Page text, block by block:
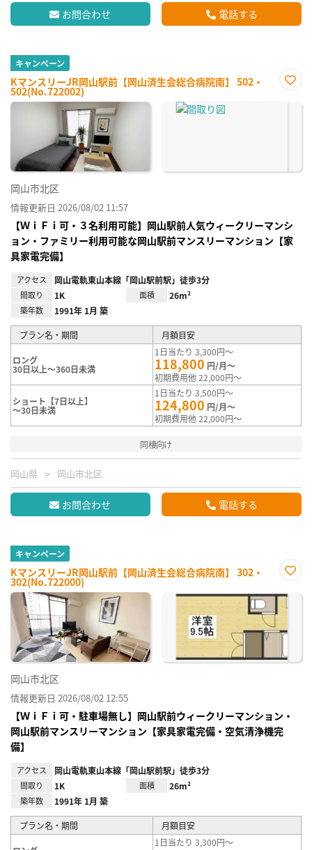
お問合わせ 電話する
キャンペーン
KマンスリーJR岡山駅前【岡山済生会総合病院南】 502・
502(No.722002)
に入
岡山市北区
情報更新日 2026/08/02 11:57
【ＷｉＦｉ可・３名利用可能】岡山駅前人気ウィークリーマンシ
ョン・ファミリー利用可能な岡山駅前マンスリーマンション【家
具家電完備】
アクセス 岡山電軌東山本線「岡山駅前駅」徒歩3分
間取り 1K 面積 26m²
築年数 1991年 1月 築
プラン名・期間 月額目安
ロング
30日以上～360日未満
1日当たり 3,300円～
118,800 円/月～
初期費用他 22,000円～
ショート【7日以上】
～30日未満
1日当たり 3,500円～
124,800 円/月～
初期費用他 22,000円～
同棲向け
岡山県 岡山市北区
お問合わせ 電話する
キャンペーン
KマンスリーJR岡山駅前【岡山済生会総合病院南】 302・
302(No.722000)
に入
り登
岡山市北区
情報更新日 2026/08/02 12:55
【ＷｉＦｉ可・駐車場無し】岡山駅前ウィークリーマンション・
岡山駅前マンスリーマンション【家具家電完備・空気清浄機完
備】
アクセス 岡山電軌東山本線「岡山駅前駅」徒歩3分
間取り 1K 面積 26m²
築年数 1991年 1月 築
プラン名・期間 月額目安
1日当たり 3,300円～